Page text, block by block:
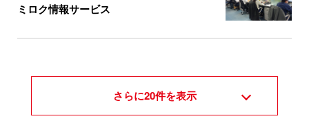
ミロク情報サービス
さらに20件を表示